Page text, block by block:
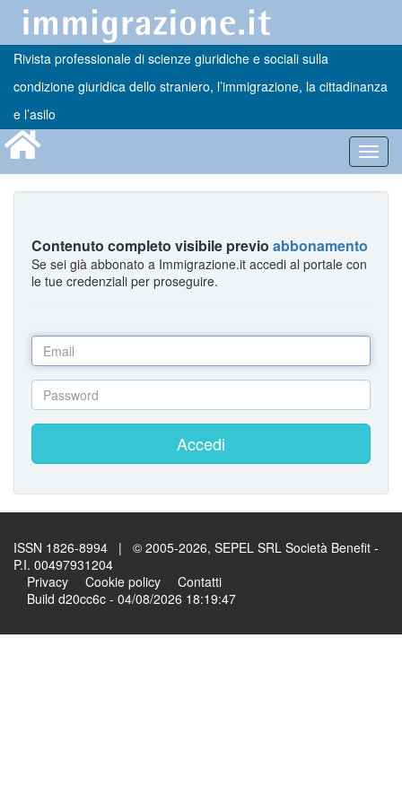
Rivista professionale di scienze giuridiche e sociali sulla
condizione giuridica dello straniero, l’immigrazione, la cittadinanza
e l’asilo
Contenuto completo visibile previo abbonamento
Se sei già abbonato a Immigrazione.it accedi al portale con
le tue credenziali per proseguire.
Accedi
ISSN 1826-8994 | © 2005-2026, SEPEL SRL Società Benefit -
P.I. 00497931204
Privacy
Cookie policy
Contatti
Build d20cc6c - 04/08/2026 18:19:47